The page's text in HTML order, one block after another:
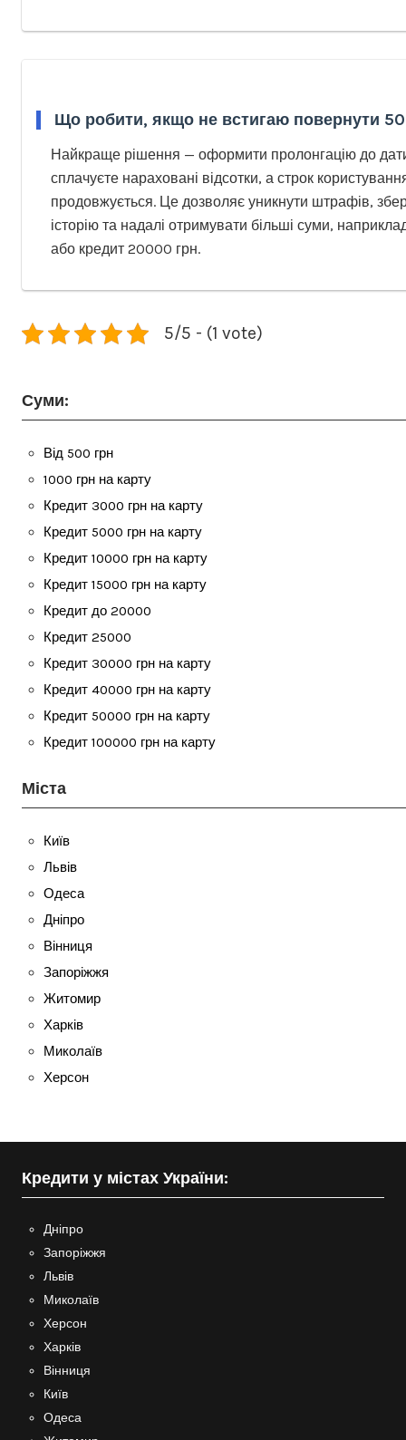
Що робити, якщо не встигаю повернути
Найкраще рішення — оформити пролонгацію до
сплачуєте нараховані відсотки, а строк
продовжується. Це дозволяє уникнути штрафів,
історію та надалі отримувати більші суми,
або кредит 20000 грн.
5/5 - (1 vote)
Суми:
Від 500 грн
1000 грн на карту
Кредит 3000 грн на карту
Кредит 5000 грн на карту
Кредит 10000 грн на карту
Кредит 15000 грн на карту
Кредит до 20000
Кредит 25000
Кредит 30000 грн на карту
Кредит 40000 грн на карту
Кредит 50000 грн на карту
Кредит 100000 грн на карту
Міста
Київ
Львів
Одеса
Дніпро
Вінниця
Запоріжжя
Житомир
Харків
Миколаїв
Херсон
Кредити у містах України:
Дніпро
Запоріжжя
Львів
Миколаїв
Херсон
Харків
Вінниця
Київ
Одеса